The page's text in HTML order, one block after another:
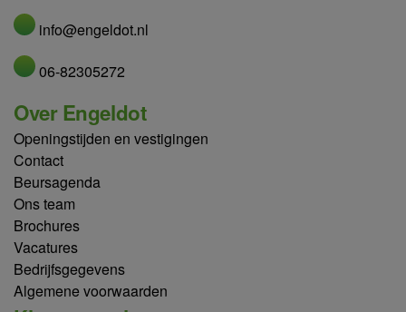
info@engeldot.nl
06-82305272
Over Engeldot
Openingstijden en vestigingen
Contact
Beursagenda
Ons team
Brochures
Vacatures
Bedrijfsgegevens
Algemene voorwaarden